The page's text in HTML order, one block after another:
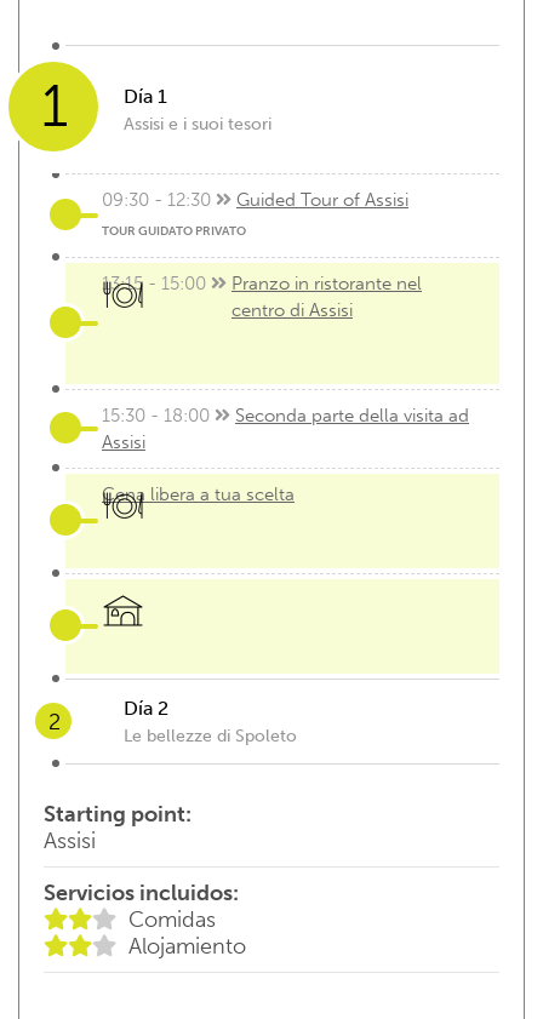
1 Día 1
Assisi e i suoi tesori
09:30 - 12:30 Guided Tour of Assisi
TOUR GUIDATO PRIVATO
13:15 - 15:00
Pranzo in ristorante nel
centro di Assisi
15:30 - 18:00
Seconda parte della visita ad
Assisi
Cena libera a tua scelta
2
Día 2
Le bellezze di Spoleto
09:00 - 13:00
way of the hermits
Starting point:
Assisi
Servicios incluidos:
Comidas
Alojamiento